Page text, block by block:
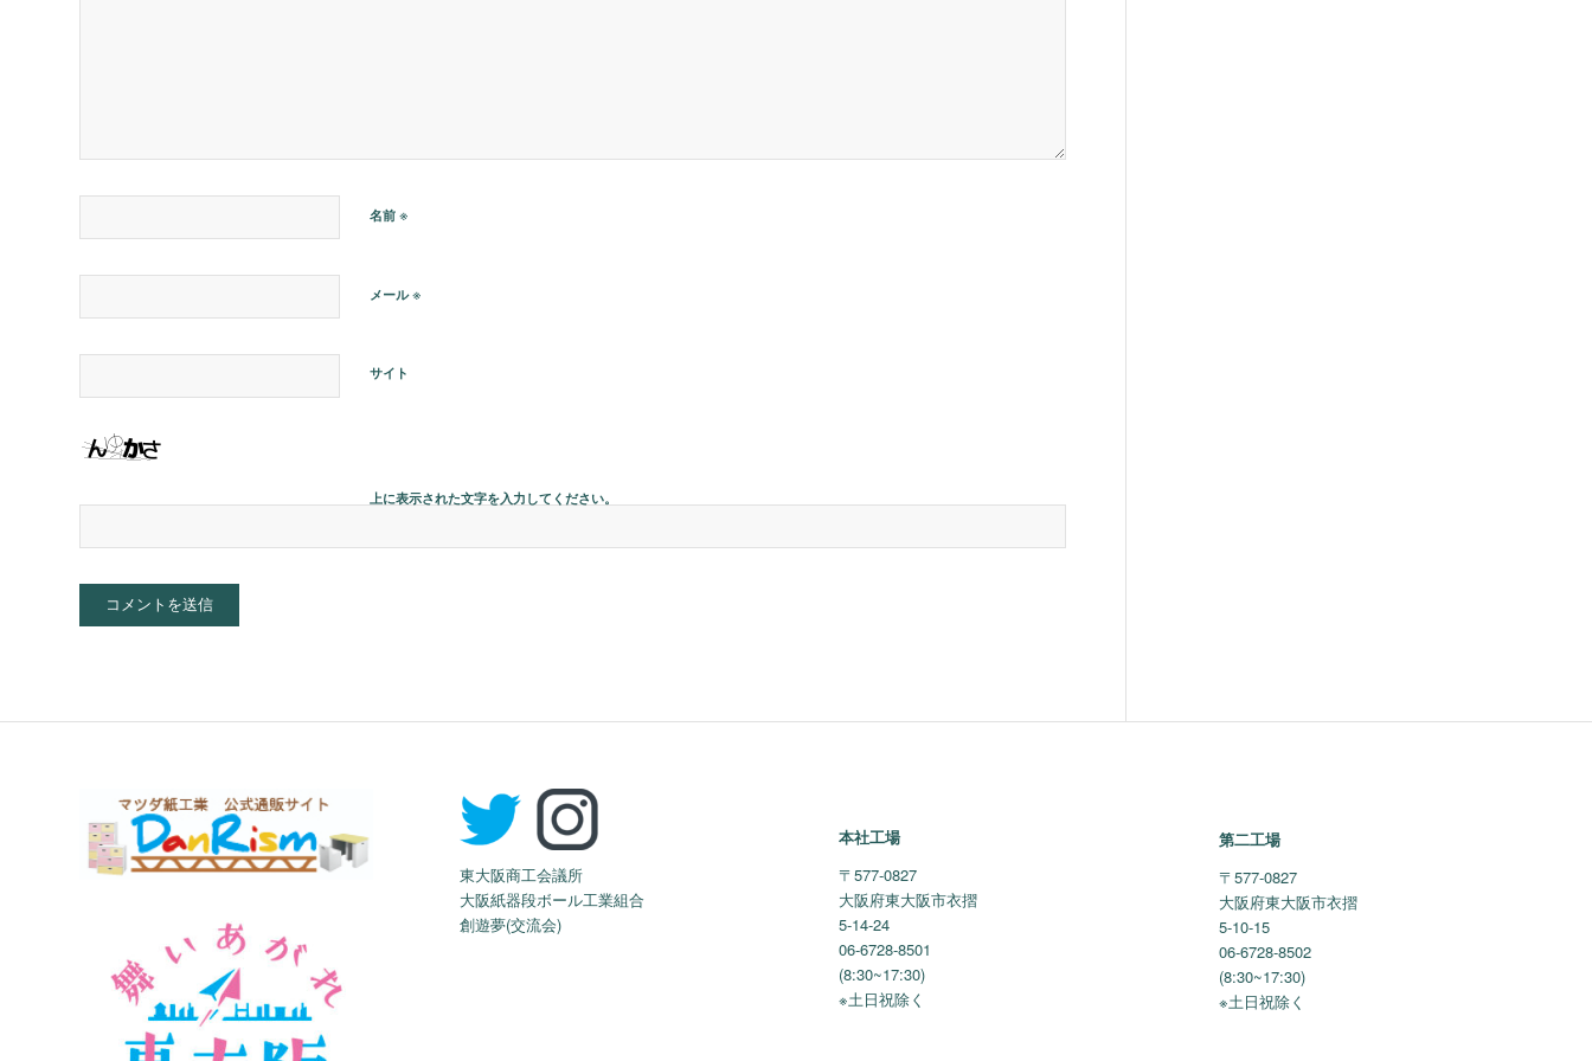
名前 ※
メール※
サイト
上に表示された文字を入力してください。
東大阪商工会議所
大阪紙器段ボール工業組合
創遊夢(交流会)
本社工場
〒577-0827
大阪府東大阪市衣摺
5-14-24
06-6728-8501
(8:30~17:30)
※土日祝除く
第二工場
〒577-0827
大阪府東大阪市衣摺
5-10-15
06-6728-8502
(8:30~17:30)
※土日祝除く